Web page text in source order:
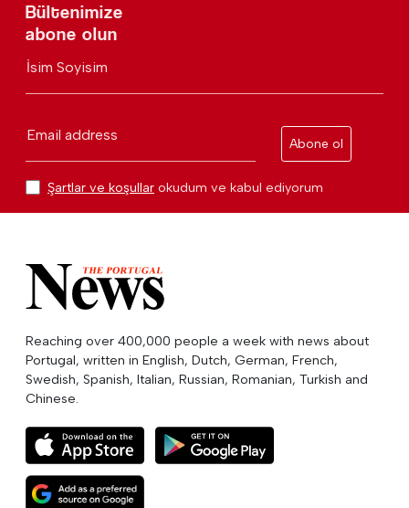
Bültenimize
abone olun
İsim Soyisim
Email address
Abone ol
Şartlar ve koşullar okudum ve kabul ediyorum
Reaching over 400,000 people a week with news about
Portugal, written in English, Dutch, German, French,
Swedish, Spanish, Italian, Russian, Romanian, Turkish and
Chinese.